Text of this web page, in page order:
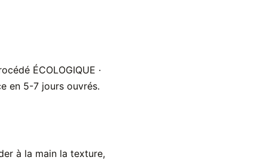
ÉCOLOGIQUE ·
en 5-7 jours ouvrés.
à la main la texture,